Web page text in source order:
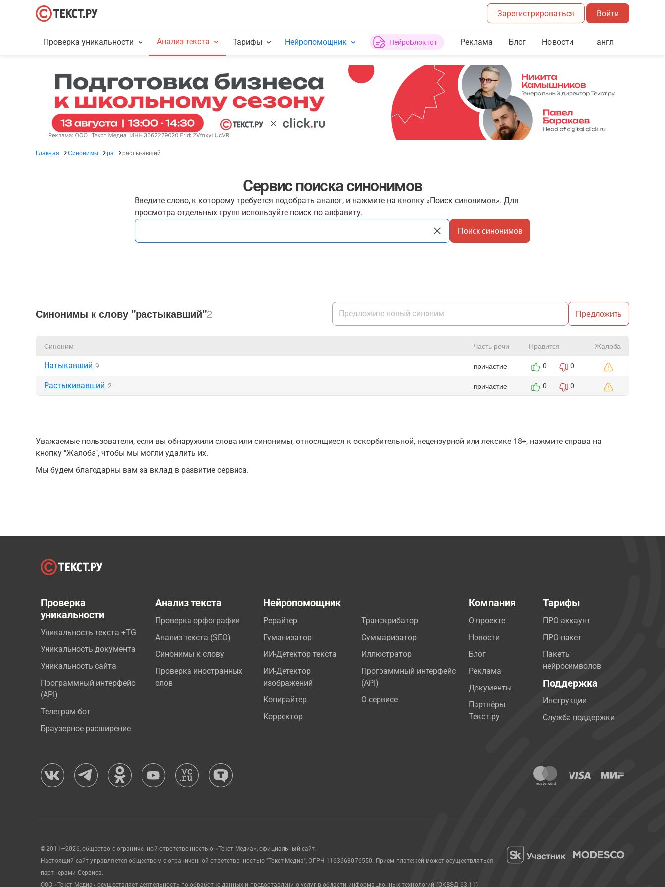
Зарегистрироваться Войти
Проверка уникальности Анализ текста Тарифы Нейропомощник НейроБлокнот Реклама Блог Новости англ
Главная Синонимы ра растыкавший
Сервис поиска синонимов
Введите слово, к которому требуется подобрать аналог, и нажмите на кнопку «Поиск синонимов». Для
просмотра отдельных групп используйте поиск по алфавиту.
Поиск синонимов
Синонимы к слову "растыкавший"2 Предложить
Синоним Часть речи Нравится Жалоба
Натыкавший 9 причастие 0 0
Растыкивавший 2 причастие 0 0
Уважаемые пользователи, если вы обнаружили слова или синонимы, относящиеся к оскорбительной, нецензурной или лексике 18+, нажмите справа на
кнопку "Жалоба", чтобы мы могли удалить их.
Мы будем благодарны вам за вклад в развитие сервиса.
Проверка
уникальности
Уникальность текста +TG
Уникальность документа
Уникальность сайта
Программный интерфейс
(API)
Телеграм-бот
Браузерное расширение
Анализ текста
Проверка орфографии
Анализ текста (SEO)
Синонимы к слову
Проверка иностранных
слов
Нейропомощник
Рерайтер
Гуманизатор
ИИ-Детектор текста
ИИ-Детектор
изображений
Копирайтер
Корректор
Транскрибатор
Суммаризатор
Иллюстратор
Программный интерфейс
(API)
О сервисе
Компания
О проекте
Новости
Блог
Реклама
Документы
Партнёры
Текст.ру
Тарифы
ПРО-аккаунт
ПРО-пакет
Пакеты
нейросимволов
Поддержка
Инструкции
Служба поддержки
© 2011—2026, общество с ограниченной ответственностью «Текст Медиа», официальный сайт.
Настоящий сайт управляется обществом с ограниченной ответственностью "Текст Медиа", ОГРН 1163668076550. Прием платежей может осуществляться
партнерами Сервиса.
ООО «Текст Медиа» осуществляет деятельность по обработке данных и предоставлению услуг в области информационных технологий (ОКВЭД 63.11)